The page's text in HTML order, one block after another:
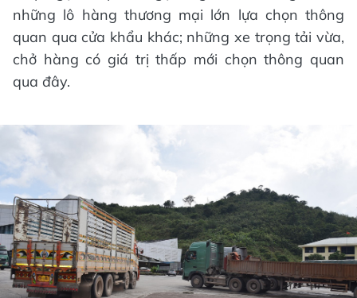
những lô hàng thương mại lớn lựa chọn thông
quan qua cửa khẩu khác; những xe trọng tải vừa,
chở hàng có giá trị thấp mới chọn thông quan
qua đây.